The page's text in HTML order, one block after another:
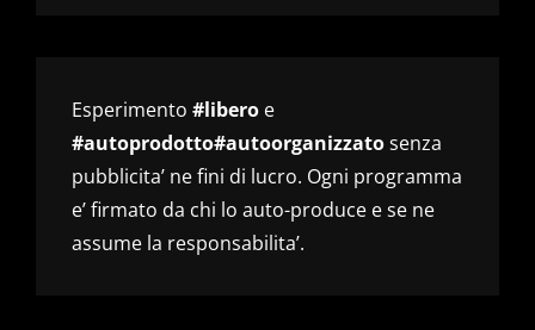
Esperimento #libero e
#autoprodotto#autoorganizzatosenza
pubblicita’ ne fini di lucro. Ogni programma
e’ firmato da chi lo auto-produce e se ne
assume la responsabilita’.